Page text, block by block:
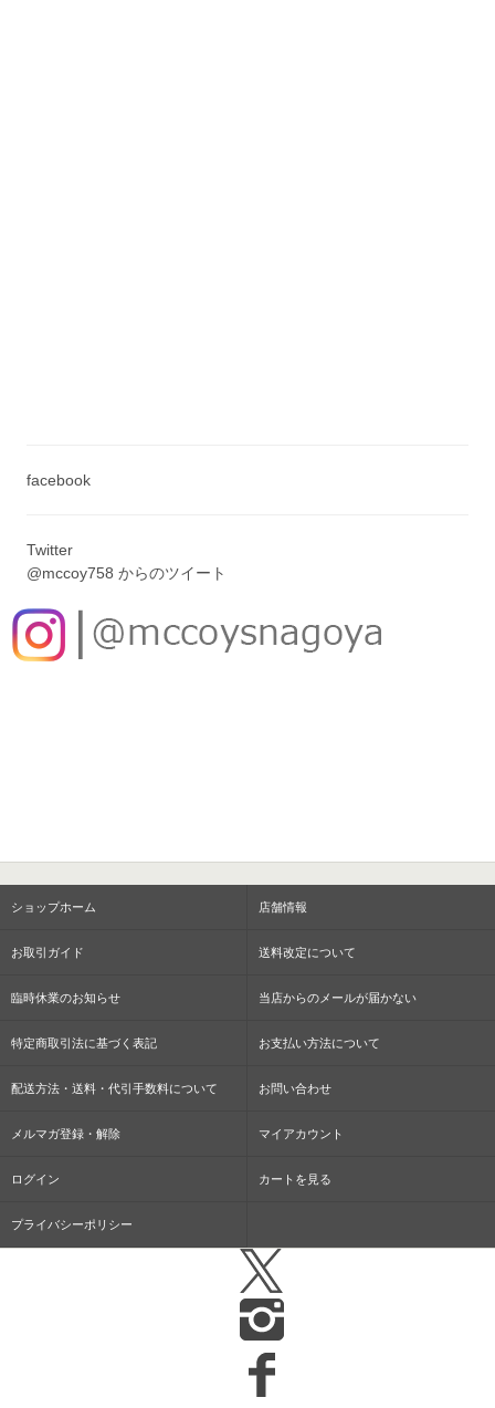
facebook
Twitter
@mccoy758 からのツイート
ショップホーム 店舗情報
お取引ガイド 送料改定について
臨時休業のお知らせ 当店からのメールが届かない
特定商取引法に基づく表記 お支払い方法について
配送方法・送料・代引手数料について お問い合わせ
メルマガ登録・解除 マイアカウント
ログイン カートを見る
プライバシーポリシー